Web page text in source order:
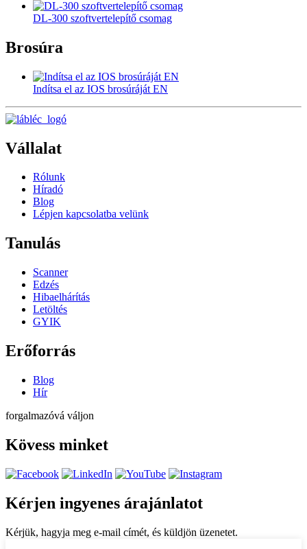
DL-300 szoftvertelepítő csomag
Brosúra
Indítsa el az IOS brosúráját EN
Vállalat
Rólunk
Híradó
Blog
Lépjen kapcsolatba velünk
Tanulás
Scanner
Edzés
Hibaelhárítás
Letöltés
GYIK
Erőforrás
Blog
Hír
forgalmazóvá váljon
Kövess minket
Kérjen ingyenes árajánlatot
Kérjük, hagyja meg e-mail címét, és küldjön üzenetet.